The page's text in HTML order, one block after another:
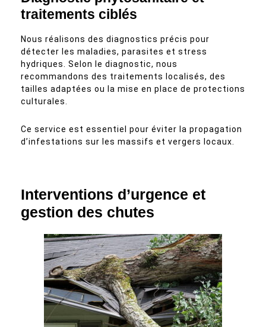
traitements ciblés
Nous réalisons des diagnostics précis pour
détecter les maladies, parasites et stress
hydriques. Selon le diagnostic, nous
recommandons des traitements localisés, des
tailles adaptées ou la mise en place de protections
culturales.
Ce service est essentiel pour éviter la propagation
d’infestations sur les massifs et vergers locaux.
Interventions d’urgence et
gestion des chutes